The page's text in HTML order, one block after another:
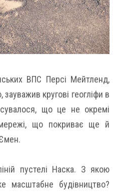
ВПС Персі Мейтленд,
кругові геогліфи в
що це не окремі
що покриває ще й
пустелі Наска. З якою
масштабне будівництво?